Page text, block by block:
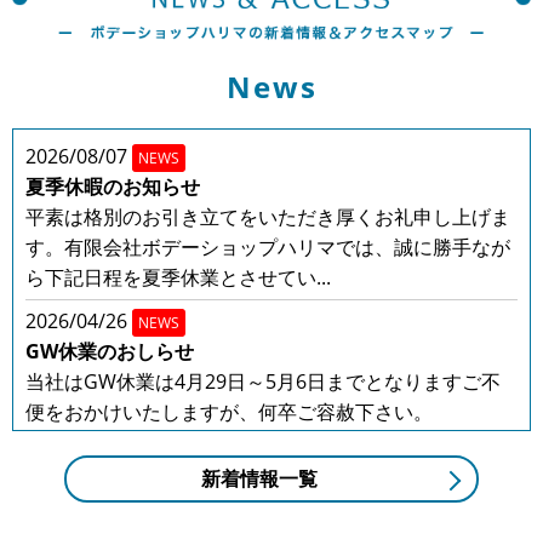
News
2026/08/07 NEWS
夏季休暇のお知らせ
平素は格別のお引き立てをいただき厚くお礼申し上げま
す。有限会社ボデーショップハリマでは、誠に勝手なが
ら下記日程を夏季休業とさせてい...
2026/04/26 NEWS
GW休業のおしらせ
当社はGW休業は4月29日～5月6日までとなりますご不
便をおかけいたしますが、何卒ご容赦下さい。
2025/12/20 NEWS
年末年始の営業のお知らせ新着情報一覧